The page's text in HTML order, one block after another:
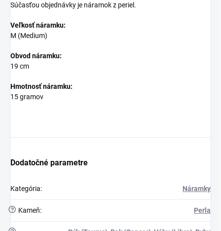
Súčasťou objednávky je náramok z periel.
Veľkosť náramku:
M (Medium)
Obvod náramku:
19 cm
Hmotnosť náramku:
15 gramov
Dodatočné parametre
Kategória: Náramky
? Kameň: Perla